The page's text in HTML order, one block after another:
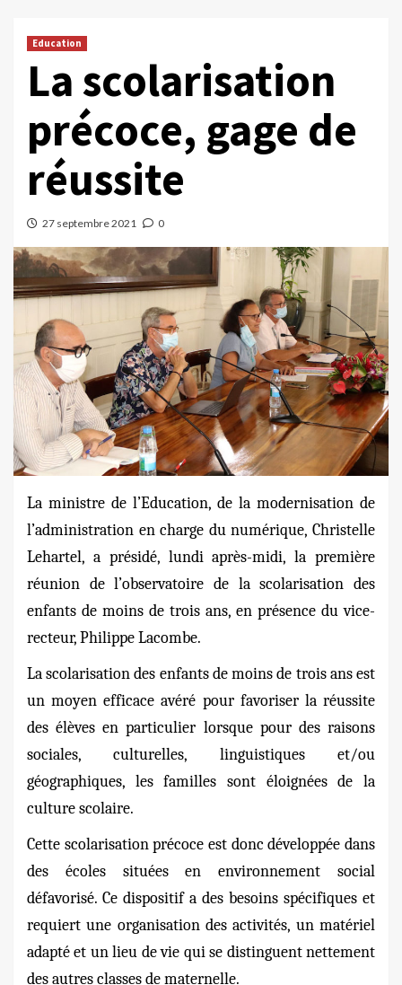
Education
La scolarisation
précoce, gage de
réussite
27 septembre 2021 0
La ministre de l’Education, de la modernisation de
l’administration en charge du numérique, Christelle
Lehartel, a présidé, lundi après-midi, la première
réunion de l’observatoire de la scolarisation des
enfants de moins de trois ans, en présence du vice-
recteur, Philippe Lacombe.
La scolarisation des enfants de moins de trois ans est
un moyen efficace avéré pour favoriser la réussite
des élèves en particulier lorsque pour des raisons
sociales, culturelles, linguistiques et/ou
géographiques, les familles sont éloignées de la
culture scolaire.
Cette scolarisation précoce est donc développée dans
des écoles situées en environnement social
défavorisé. Ce dispositif a des besoins spécifiques et
requiert une organisation des activités, un matériel
adapté et un lieu de vie qui se distinguent nettement
des autres classes de maternelle.